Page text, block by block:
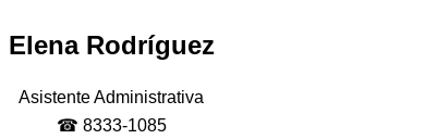
Elena Rodríguez
Asistente Administrativa
☎ 8333-1085